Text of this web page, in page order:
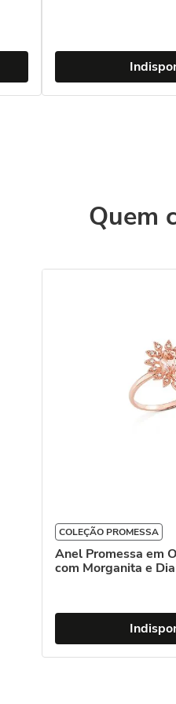
Quem
COLEÇÃO PROMESSA
Anel Promessa em
com Morganita e